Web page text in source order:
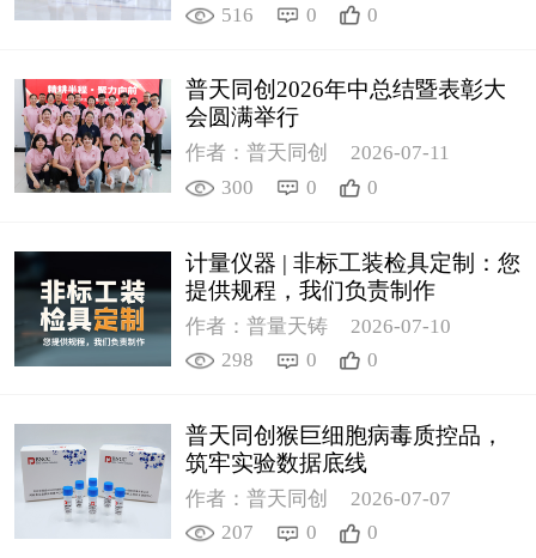
516
0 0
普天同创2026年中总结暨表彰大
会圆满举行
作者：普天同创
2026-07-11
300
0 0
计量仪器 | 非标工装检具定制：您
提供规程，我们负责制作
作者：普量天铸
2026-07-10
298
0 0
普天同创猴巨细胞病毒质控品，
筑牢实验数据底线
作者：普天同创
2026-07-07
207
0 0